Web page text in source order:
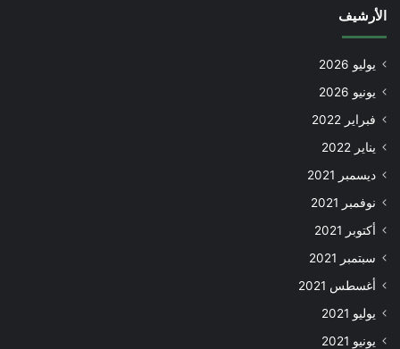
الأرشيف
يوليو 2026
يونيو 2026
فبراير 2022
يناير 2022
ديسمبر 2021
نوفمبر 2021
أكتوبر 2021
سبتمبر 2021
أغسطس 2021
يوليو 2021
يونيو 2021